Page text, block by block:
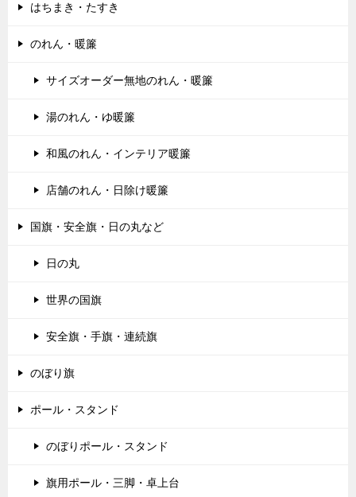
はちまき・たすき
のれん・暖簾
サイズオーダー無地のれん・暖簾
湯のれん・ゆ暖簾
和風のれん・インテリア暖簾
店舗のれん・日除け暖簾
国旗・安全旗・日の丸など
日の丸
世界の国旗
安全旗・手旗・連続旗
のぼり旗
ポール・スタンド
のぼりポール・スタンド
旗用ポール・三脚・卓上台